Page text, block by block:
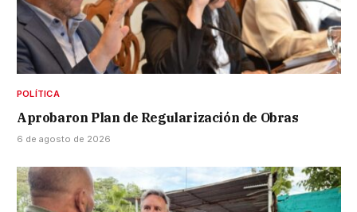
POLÍTICA
Aprobaron Plan de Regularización de Obras
6 de agosto de 2026